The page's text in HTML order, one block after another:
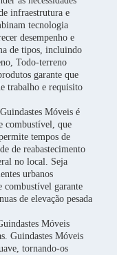
infraestrutura e
tecnologia
desempenho e
de tipos, incluindo
Todo-terreno
garante que
trabalho e requisito
Móveis é
combustível, que
tempos de
de reabastecimento
no local. Seja
urbanos
combustível garante
de elevação pesada
Móveis
Guindastes Móveis
tornando-os